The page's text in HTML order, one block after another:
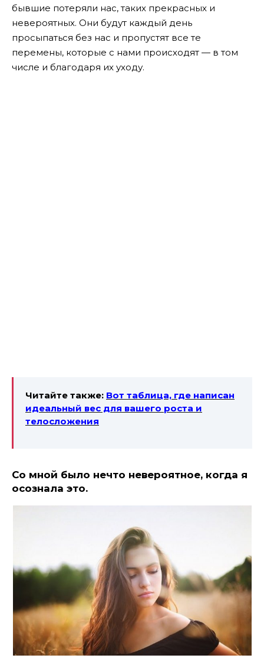
бывшие потеряли нас, таких прекрасных и
невероятных. Они будут каждый день
просыпаться без нас и пропустят все те
перемены, которые с нами происходят — в том
числе и благодаря их уходу.
Читайте также: Вот таблица, где написан
идеальный вес для вашего роста и
телосложения
Со мной было нечто невероятное, когда я
осознала это.